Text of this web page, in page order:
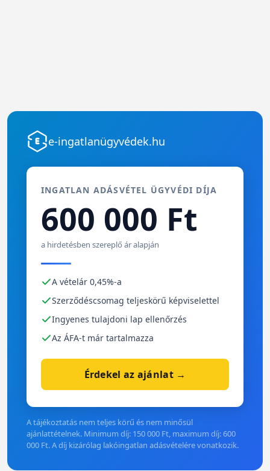
e-ingatlanügyvédek.hu
INGATLAN ADÁSVÉTEL ÜGYVÉDI DÍJA
600 000 Ft
a hirdetésben szereplő ár alapján
A vételár 0,45%-a
Szerződéscsomag teljeskörű képviselettel
Ingyenes tulajdoni lap ellenőrzés
Az ÁFA-t már tartalmazza
Érdekel az ajánlat →
A tájékoztatás nem teljes körű és nem minősül
ajánlattételnek. Minimum díj: 150 000 Ft, maximum díj: 600
000 Ft. A díj kizárólag lakóingatlan adásvételére vonatkozik.